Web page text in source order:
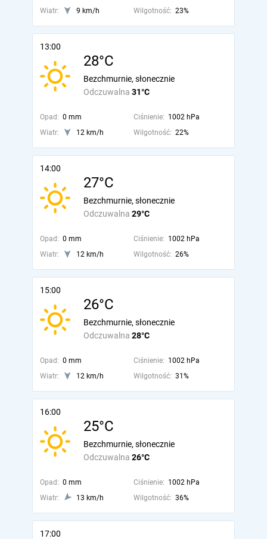
Wiatr:
9 km/h Wilgotność: 23%
13:00
28°C
Odczuwalna 31°C
Bezchmurnie, słonecznie
Opad: 0 mm Ciśnienie: 1002 hPa
Wiatr:
12 km/h Wilgotność: 22%
14:00
27°C
Odczuwalna 29°C
Bezchmurnie, słonecznie
Opad: 0 mm Ciśnienie: 1002 hPa
Wiatr:
12 km/h Wilgotność: 26%
15:00
26°C
Odczuwalna 28°C
Bezchmurnie, słonecznie
Opad: 0 mm Ciśnienie: 1002 hPa
Wiatr:
12 km/h Wilgotność: 31%
16:00
25°C
Odczuwalna 26°C
Bezchmurnie, słonecznie
Opad: 0 mm Ciśnienie: 1002 hPa
Wiatr:
13 km/h Wilgotność: 36%
17:00